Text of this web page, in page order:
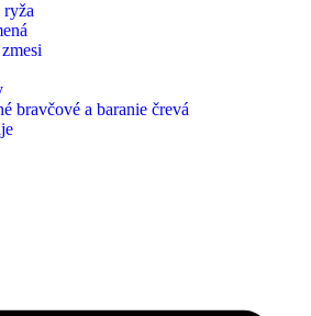
bravčové a baranie črevá